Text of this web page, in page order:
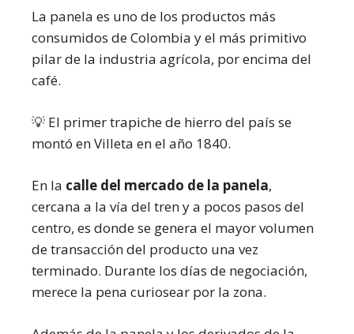
La panela es uno de los productos más
consumidos de Colombia y el más primitivo
pilar de la industria agrícola, por encima del
café.
💡 El primer trapiche de hierro del país se
montó en Villeta en el año 1840.
En la calle del mercado de la panela,
cercana a la vía del tren y a pocos pasos del
centro, es donde se genera el mayor volumen
de transacción del producto una vez
terminado. Durante los días de negociación,
merece la pena curiosear por la zona.